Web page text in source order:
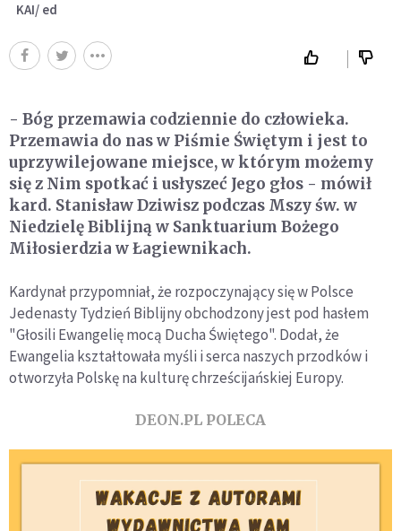
KAI/ ed
- Bóg przemawia codziennie do człowieka.
Przemawia do nas w Piśmie Świętym i jest to
uprzywilejowane miejsce, w którym możemy
się z Nim spotkać i usłyszeć Jego głos - mówił
kard. Stanisław Dziwisz podczas Mszy św. w
Niedzielę Biblijną w Sanktuarium Bożego
Miłosierdzia w Łagiewnikach.
Kardynał przypomniał, że rozpoczynający się w Polsce
Jedenasty Tydzień Biblijny obchodzony jest pod hasłem
"Głosili Ewangelię mocą Ducha Świętego". Dodał, że
Ewangelia kształtowała myśli i serca naszych przodków i
otworzyła Polskę na kulturę chrześcijańskiej Europy.
DEON.PL POLECA